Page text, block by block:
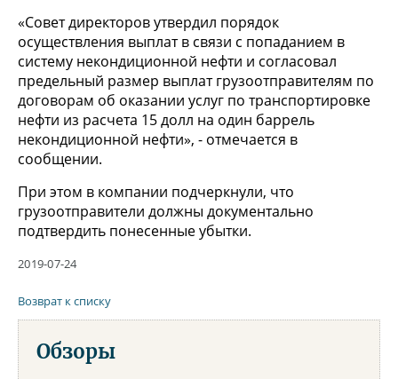
«Совет директоров утвердил порядок
осуществления выплат в связи с попаданием в
систему некондиционной нефти и согласовал
предельный размер выплат грузоотправителям по
договорам об оказании услуг по транспортировке
нефти из расчета 15 долл на один баррель
некондиционной нефти», - отмечается в
сообщении.
При этом в компании подчеркнули, что
грузоотправители должны документально
подтвердить понесенные убытки.
2019-07-24
Возврат к списку
Обзоры